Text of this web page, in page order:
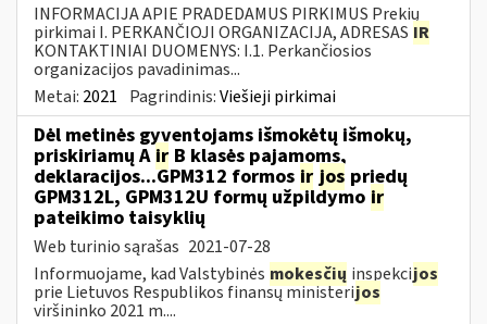
INFORMACIJA APIE PRADEDAMUS PIRKIMUS Prekių
pirkimai I. PERKANČIOJI ORGANIZACIJA, ADRESAS IR
KONTAKTINIAI DUOMENYS: I.1. Perkančiosios
organizacijos pavadinimas...
Metai: 2021 Pagrindinis:Viešieji pirkimai
Dėl metinės gyventojams išmokėtų išmokų,
priskiriamų A ir B klasės pajamoms,
deklaracijos...GPM312 formos ir jos priedų
GPM312L, GPM312U formų užpildymo ir
pateikimo taisyklių
Web turinio sąrašas 2021-07-28
Informuojame, kad Valstybinės mokesčių inspekcijos
prie Lietuvos Respublikos finansų ministerijos
viršininko 2021 m....